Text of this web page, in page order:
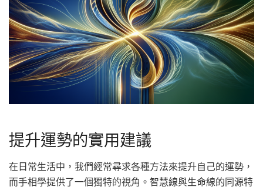
提升運勢的實用建議
在日常生活中，我們經常尋求各種方法來提升自己的運勢，
而手相學提供了一個獨特的視角。智慧線與生命線的同源特